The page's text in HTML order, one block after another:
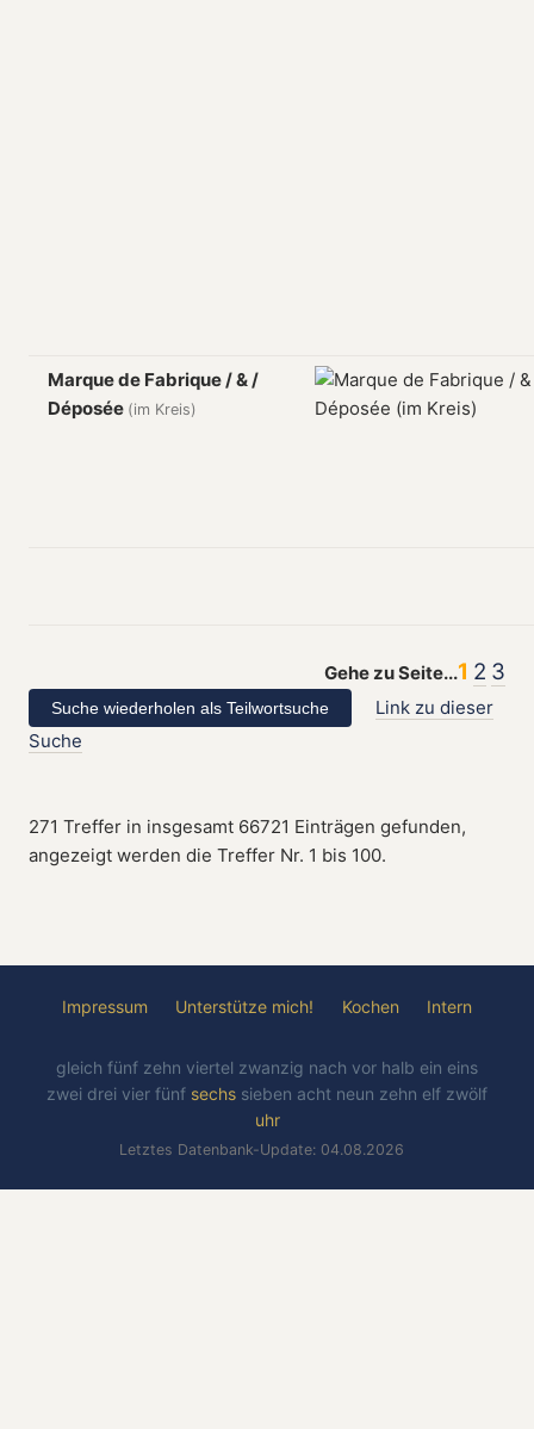
Marque de Fabrique / & /
Déposée (im Kreis)
Gehe zu Seite...1 2 3
Link zu dieser
Suche
271 Treffer in insgesamt 66721 Einträgen gefunden,
angezeigt werden die Treffer Nr. 1 bis 100.
Impressum Unterstütze mich! Kochen Intern
gleich fünf zehn viertel zwanzig nach vor halb ein eins
zwei drei vier fünf sechs sieben acht neun zehn elf zwölf
uhr
Letztes Datenbank-Update: 04.08.2026